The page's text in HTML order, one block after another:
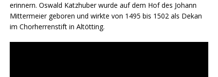
erinnern. Oswald Katzhuber wurde auf dem Hof des Johann
Mittermeier geboren und wirkte von 1495 bis 1502 als Dekan
im Chorherrenstift in Altötting.